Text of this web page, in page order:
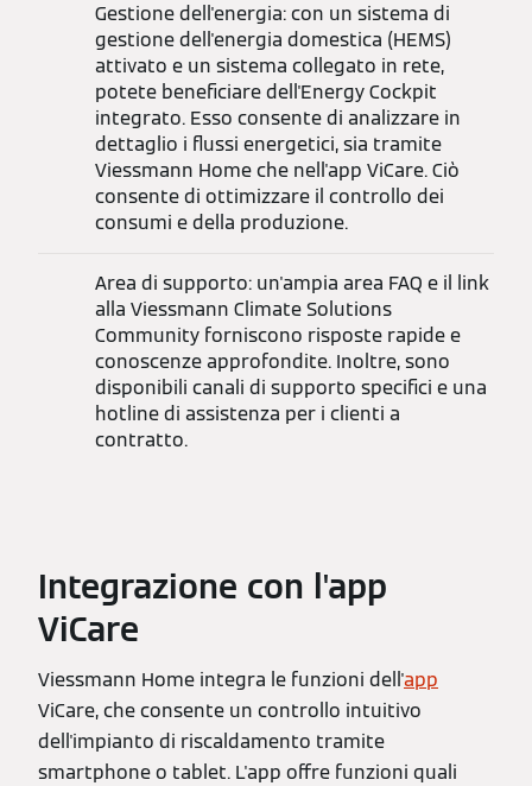
Gestione dell'energia: con un sistema di
gestione dell'energia domestica (HEMS)
attivato e un sistema collegato in rete,
potete beneficiare dell'Energy Cockpit
integrato. Esso consente di analizzare in
dettaglio i flussi energetici, sia tramite
Viessmann Home che nell'app ViCare. Ciò
consente di ottimizzare il controllo dei
consumi e della produzione.
Area di supporto: un'ampia area FAQ e il link
alla Viessmann Climate Solutions
Community forniscono risposte rapide e
conoscenze approfondite. Inoltre, sono
disponibili canali di supporto specifici e una
hotline di assistenza per i clienti a
contratto.
Integrazione con l'app
ViCare
Viessmann Home integra le funzioni dell'app
ViCare, che consente un controllo intuitivo
dell'impianto di riscaldamento tramite
smartphone o tablet. L'app offre funzioni quali